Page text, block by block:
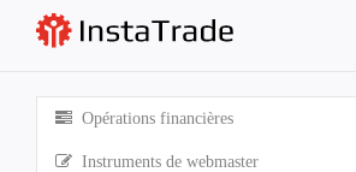
Opérations financières
Instruments de webmaster